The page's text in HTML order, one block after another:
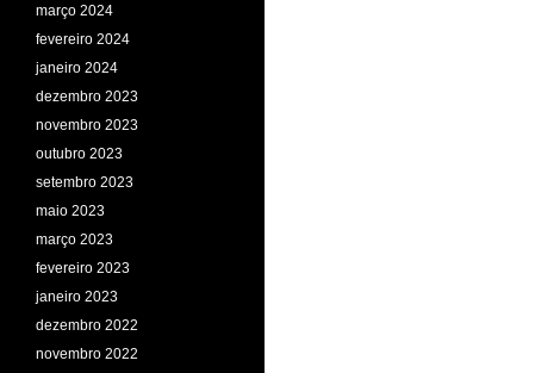
março 2024
fevereiro 2024
janeiro 2024
dezembro 2023
novembro 2023
outubro 2023
setembro 2023
maio 2023
março 2023
fevereiro 2023
janeiro 2023
dezembro 2022
novembro 2022